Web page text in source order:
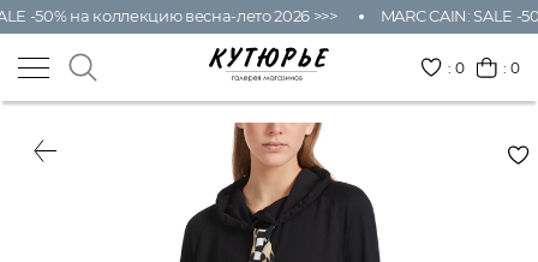
-50% на коллекцию весна-лето 2026 >>> MARC CAIN: SALE -
:0 : 0